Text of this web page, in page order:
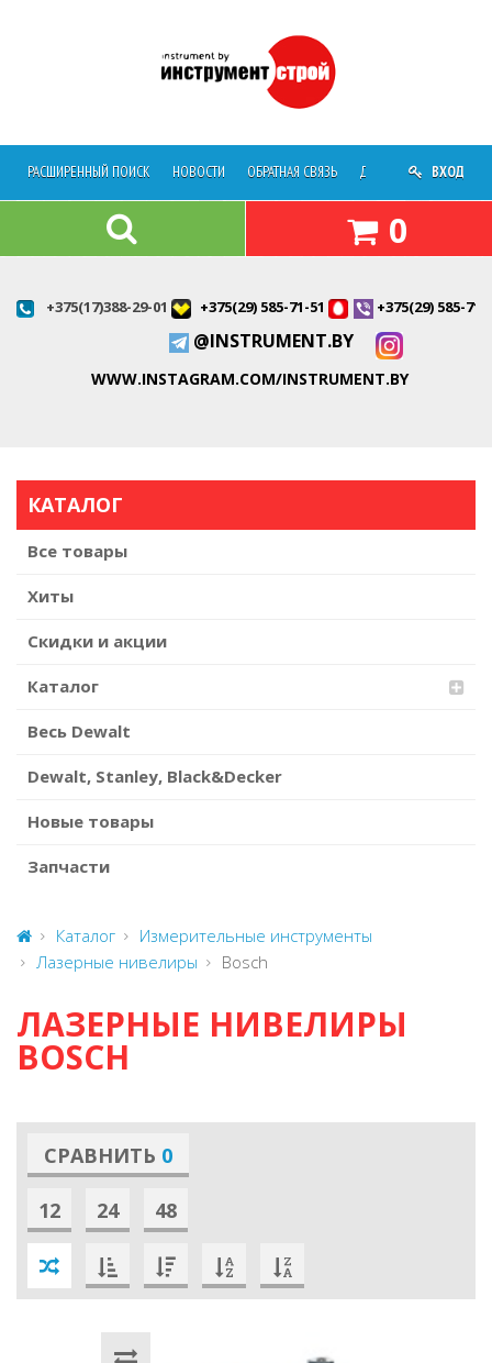
РАСШИРЕННЫЙ ПОИСК НОВОСТИ ОБРАТНАЯ СВЯЗЬ ДОСТАВКА О
ВХОД
0
+375(17)388-29-01 +375(29) 585-71-51 +375(29) 585-71-
@INSTRUMENT.BY
WWW.INSTAGRAM.COM/INSTRUMENT.BY
КАТАЛОГ
Все товары
Хиты
Скидки и акции
Каталог
Весь Dewalt
Dewalt, Stanley, Black&Decker
Новые товары
Запчасти
Каталог
Измерительные инструменты
Лазерные нивелиры
Bosch
ЛАЗЕРНЫЕ НИВЕЛИРЫ
BOSCH
СРАВНИТЬ 0
12 24 48